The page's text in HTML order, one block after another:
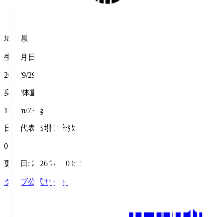
埼玉県
生年月日
2006/9/29
身長/体重
176cm/73kg
日本代表出場試合数
0
更新日 : 2026/7/31 09:11
クラブ公式サイト